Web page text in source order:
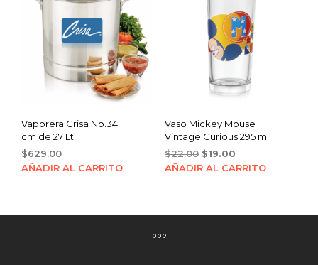
Vaporera Crisa No.34
cm de 27 Lt
$629.00
AÑADIR AL CARRITO
Vaso Mickey Mouse
Vintage Curious 295 ml
$22.00 Original
price
$19.00Current
price
AÑADIR AL CARRITO